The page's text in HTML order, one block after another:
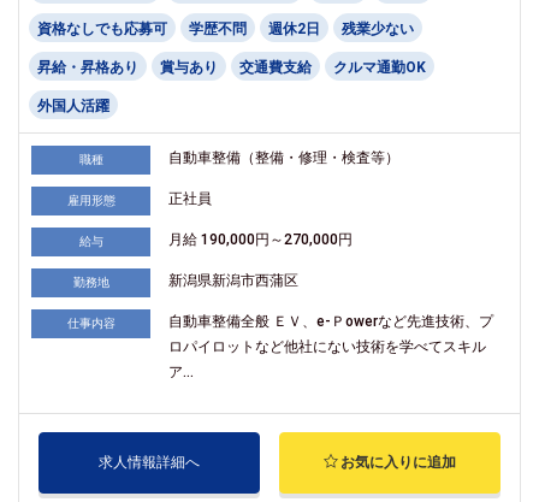
資格なしでも応募可 学歴不問 週休2日 残業少ない
昇給・昇格あり 賞与あり 交通費支給 クルマ通勤OK
外国人活躍
職種 自動車整備（整備・修理・検査等）
雇用形態 正社員
給与 月給 190,000円～270,000円
勤務地 新潟県新潟市西蒲区
仕事内容
自動車整備全般 ＥＶ、e-Ｐowerなど先進技術、プ
ロパイロットなど他社にない技術を学べてスキル
ア...
求人情報詳細へ お気に入りに追加